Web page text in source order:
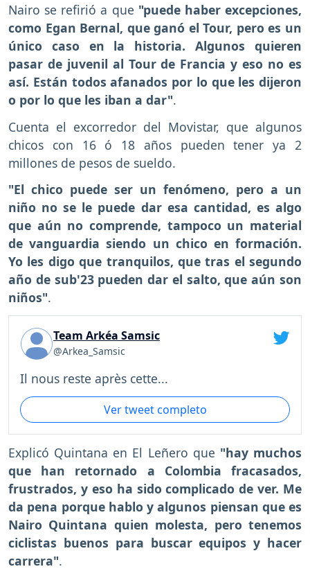
Nairo se refirió a que "puede haber excepciones,
como Egan Bernal, que ganó el Tour, pero es un
único caso en la historia. Algunos quieren
pasar de juvenil al Tour de Francia y eso no es
así. Están todos afanados por lo que les dijeron
o por lo que les iban a dar".
Cuenta el excorredor del Movistar, que algunos
chicos con 16 ó 18 años pueden tener ya 2
millones de pesos de sueldo.
"El chico puede ser un fenómeno, pero a un
niño no se le puede dar esa cantidad, es algo
que aún no comprende, tampoco un material
de vanguardia siendo un chico en formación.
Yo les digo que tranquilos, que tras el segundo
año de sub'23 pueden dar el salto, que aún son
niños".
Team Arkéa Samsic
@Arkea_Samsic
Il nous reste après cette...
Ver tweet completo
Explicó Quintana en El Leñero que "hay muchos
que han retornado a Colombia fracasados,
frustrados, y eso ha sido complicado de ver. Me
da pena porque hablo y algunos piensan que es
Nairo Quintana quien molesta, pero tenemos
ciclistas buenos para buscar equipos y hacer
carrera".